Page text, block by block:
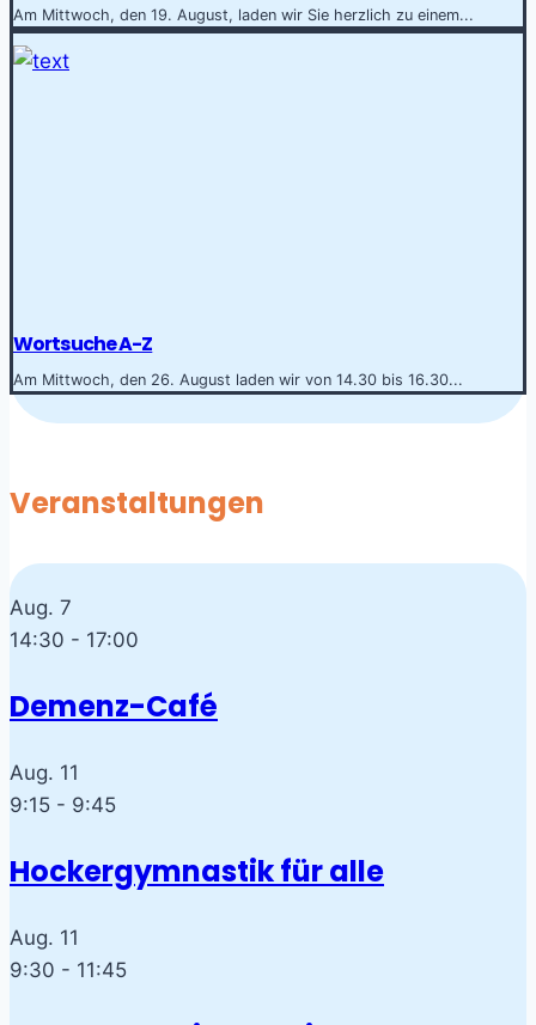
Am Mittwoch, den 19. August, laden wir Sie herzlich zu einem...
Wortsuche A-Z
Am Mittwoch, den 26. August laden wir von 14.30 bis 16.30...
Veranstaltungen
Aug. 7
14:30 - 17:00
Demenz-Café
Aug. 11
9:15 - 9:45
Hockergymnastik für alle
Aug. 11
9:30 - 11:45